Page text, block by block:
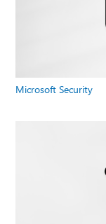
Microsoft Security